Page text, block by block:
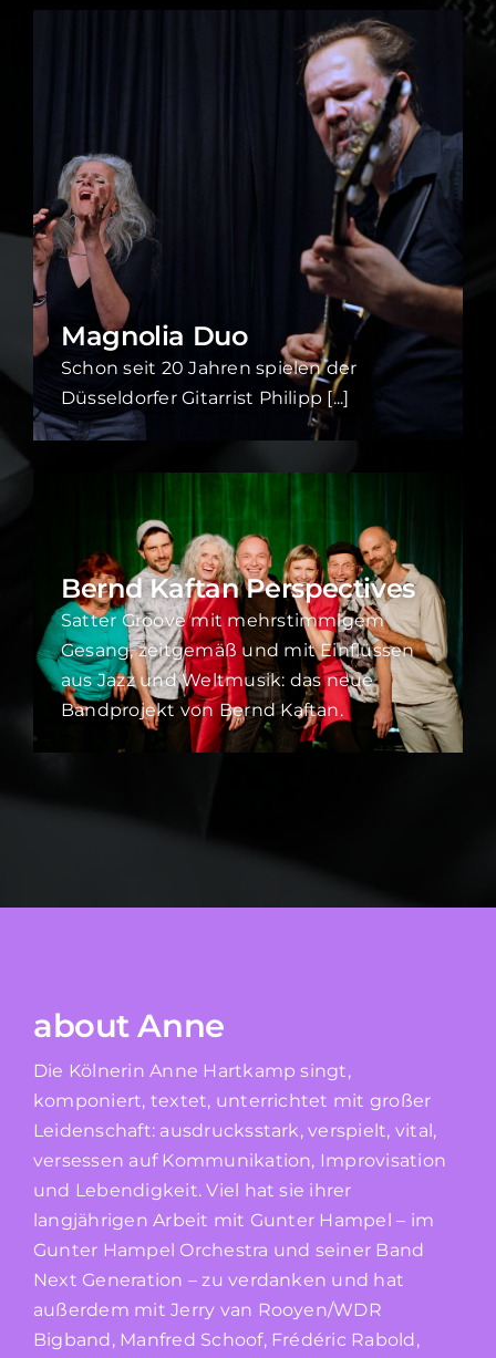
Magnolia Duo
Schon seit 20 Jahren spielen der
Düsseldorfer Gitarrist Philipp [...]
Bernd Kaftan Perspectives
Satter Groove mit mehrstimmigem
Gesang, zeitgemäß und mit Einflüssen
aus Jazz und Weltmusik: das neue
Bandprojekt von Bernd Kaftan.
about Anne
Die Kölnerin Anne Hartkamp singt,
komponiert, textet, unterrichtet mit großer
Leidenschaft: ausdrucksstark, verspielt, vital,
versessen auf Kommunikation, Improvisation
und Lebendigkeit. Viel hat sie ihrer
langjährigen Arbeit mit Gunter Hampel – im
Gunter Hampel Orchestra und seiner Band
Next Generation – zu verdanken und hat
außerdem mit Jerry van Rooyen/WDR
Bigband, Manfred Schoof, Frédéric Rabold,